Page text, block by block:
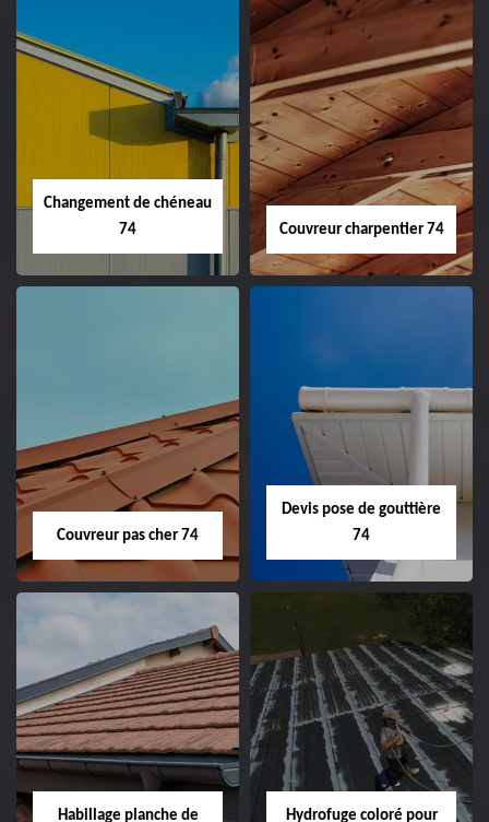
Changement de chéneau
74
Couvreur charpentier 74
Couvreur pas cher 74
Devis pose de gouttière
74
Habillage planche de Hydrofuge coloré pour